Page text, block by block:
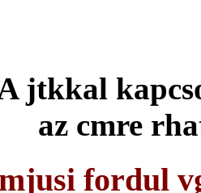
jtkkal
az cmre
fordul